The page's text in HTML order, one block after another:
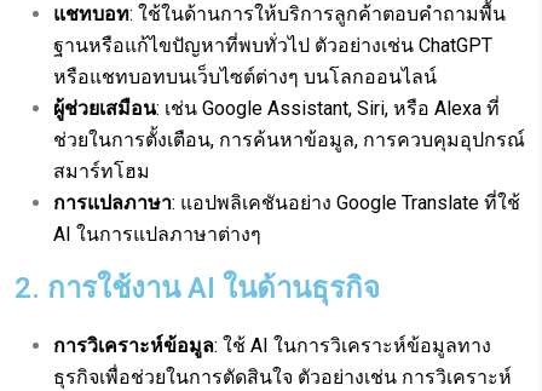
แชทบอท: ใช้ในด้านการให้บริการลูกค้าตอบคำถามพื้น
ฐานหรือแก้ไขปัญหาที่พบทั่วไป ตัวอย่างเช่น ChatGPT
หรือแชทบอทบนเว็บไซต์ต่างๆ บนโลกออนไลน์
ผู้ช่วยเสมือน: เช่น Google Assistant, Siri, หรือ Alexa ที่
ช่วยในการตั้งเตือน, การค้นหาข้อมูล, การควบคุมอุปกรณ์
สมาร์ทโฮม
การแปลภาษา: แอปพลิเคชันอย่าง Google Translate ที่ใช้
AI ในการแปลภาษาต่างๆ
2. การใช้งาน AI ในด้านธุรกิจ
การวิเคราะห์ข้อมูล: ใช้ AI ในการวิเคราะห์ข้อมูลทาง
ธุรกิจเพื่อช่วยในการตัดสินใจ ตัวอย่างเช่น การวิเคราะห์